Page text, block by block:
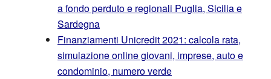
a fondo perduto e regionali Puglia, Sicilia e
Sardegna
Finanziamenti Unicredit 2021: calcola rata,
simulazione online giovani, imprese, auto e
condominio, numero verde